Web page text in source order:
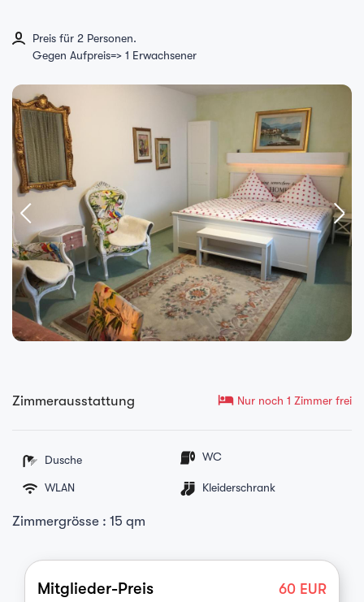
Preis für 2 Personen.
Gegen Aufpreis=> 1 Erwachsener
Zimmerausstattung hotel Nur noch 1 Zimmer frei
Dusche WC
WLAN Kleiderschrank
Zimmergrösse : 15 qm
Mitglieder-Preis 60EUR